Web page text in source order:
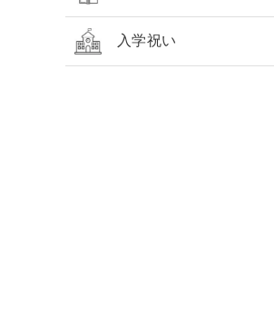
入学祝い